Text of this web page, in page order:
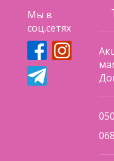
Мы в
соц.сетях